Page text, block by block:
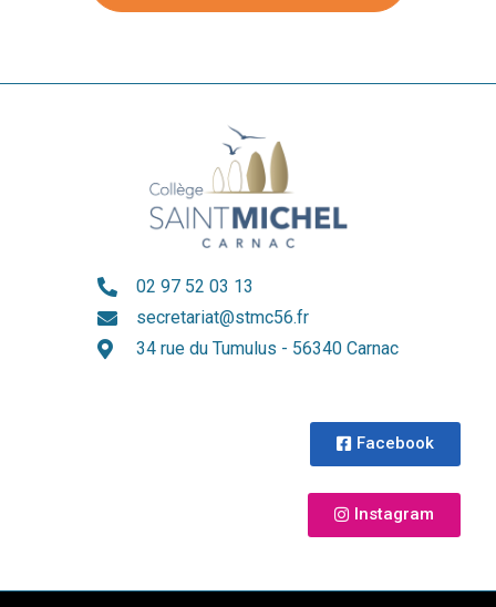
02 97 52 03 13
secretariat@stmc56.fr
34 rue du Tumulus - 56340 Carnac
Facebook
Instagram